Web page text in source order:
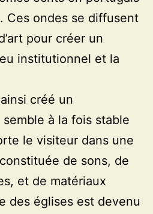
Ces ondes se diffusent
pour créer un
institutionnel et la
créé un
à la fois stable
le visiteur dans une
de sons, de
et de matériaux
des églises est devenu